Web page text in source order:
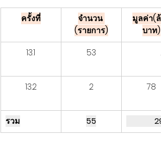
ครั้งที่
จำนวน
(รายการ)
มูลค่า(ล้
บาท)
13.1
53
13.2 2 78
รวม 55